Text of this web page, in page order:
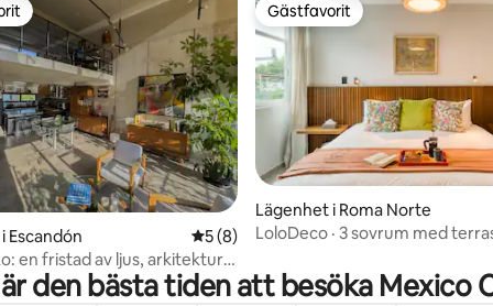
betyg, 13 omdömen
Escandón 5 av 5 i genomsnittligt betyg, 8
5 (8)
en fristad av ljus, arkitektur
Gästfavorit
Gästfavorit
Lägenhet i Roma Norte
LoloDeco · 3 sovrum med
den bästa tiden att besöka Mexico